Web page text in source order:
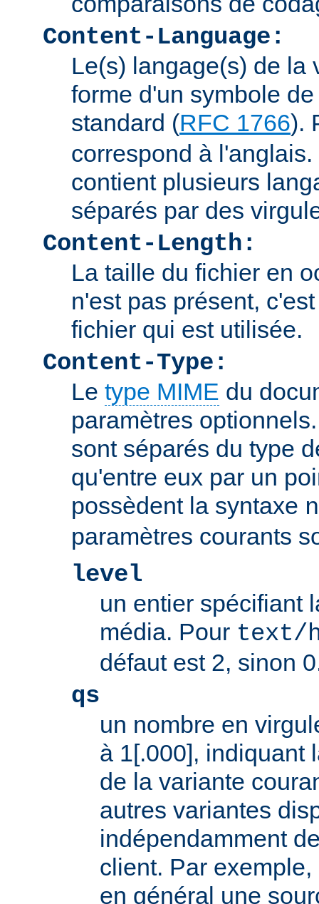
Content-Language:
Le(s) langage(s) de la
forme d'un symbole
standard (RFC 1766).
correspond à
contient plusieurs
séparés par des
Content-Length:
La taille du fichier en
n'est pas présent,
fichier qui est utilisée.
Content-Type:
Le type MIME du
paramètres
sont séparés du type
qu'entre eux par un
possèdent la syntaxe
paramètres courants
level
un entier spécifiant
média. Pour text/
défaut est 2, sinon
qs
un nombre en
à 1[.000], indiquant
de la variante
autres variantes
indépendamment
client. Par
en général une